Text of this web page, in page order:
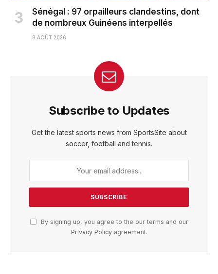
Sénégal : 97 orpailleurs clandestins, dont
de nombreux Guinéens interpellés
8 AOÛT 2026
Subscribe to Updates
Get the latest sports news from SportsSite about
soccer, football and tennis.
By signing up, you agree to the our terms and our
Privacy Policyagreement.